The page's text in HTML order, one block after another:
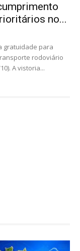
no...
gratuidade para
rodoviário
A vistoria...